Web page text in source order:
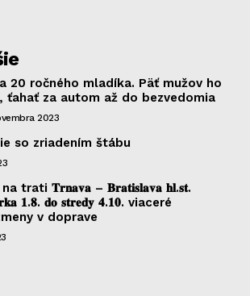
20 ročného mladíka. Päť mužov ho
ťahať za autom až do bezvedomia
2023
so zriadením štábu
trati 𝐓𝐫𝐧𝐚𝐯𝐚 – 𝐁𝐫𝐚𝐭𝐢𝐬𝐥𝐚𝐯𝐚 𝐡𝐥.𝐬𝐭.
𝟏.𝟖. 𝐝𝐨 𝐬𝐭𝐫𝐞𝐝𝐲 𝟒.𝟏𝟎. viaceré
v doprave